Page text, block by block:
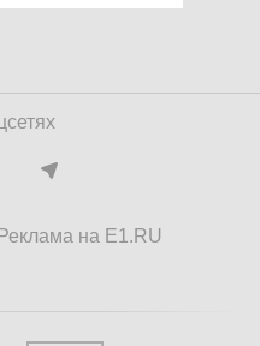
Реклама на E1.RU